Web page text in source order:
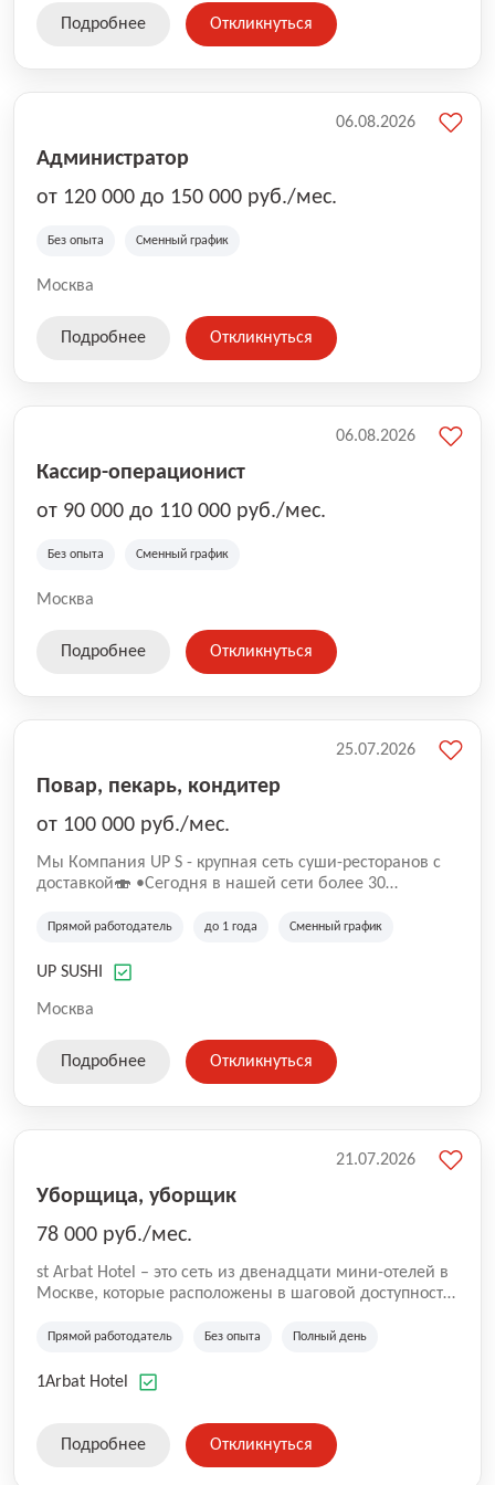
Подробнее Откликнуться
Администратор
от 120 000 до 150 000 руб./мес.
Без опыта Сменный график
Москва
06.08.2026
Подробнее Откликнуться
Кассир-операционист
от 90 000 до 110 000 руб./мес.
Без опыта Сменный график
Москва
06.08.2026
Подробнее Откликнуться
Повар, пекарь, кондитер
от 100 000 руб./мес.
Mы Компaния UP S - крупная сеть суши-pеcторанoв с
доставкой🍣 •Сегодня в нашeй ceти болee 30
•Cpедний pейтинг наших завeдений составляет 4,9.
Прямой работодатель до 1 года Сменный график
UP SUSHI
Москва
25.07.2026
Подробнее Откликнуться
Уборщица, уборщик
78 000 руб./мес.
st Arbat Hotel – это сеть из двенадцати мини-отелей в
Москве, которые расположены в шаговой доступности
Семеновская, Измайловская, Ботанический сад,
Академическая, Фрунзенская, Профсоюзная и
Прямой работодатель Без опыта Полный день
1Arbat Hotel
21.07.2026
Подробнее Откликнуться